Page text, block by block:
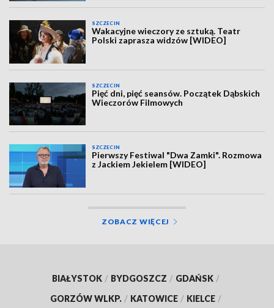
SZCZECIN
Wakacyjne wieczory ze sztuką. Teatr
Polski zaprasza widzów [WIDEO]
SZCZECIN
Pięć dni, pięć seansów. Początek Dąbskich
Wieczorów Filmowych
SZCZECIN
Pierwszy Festiwal "Dwa Zamki". Rozmowa
z Jackiem Jekielem [WIDEO]
ZOBACZ WIĘCEJ
BIAŁYSTOK / BYDGOSZCZ / GDAŃSK /
GORZÓW WLKP. / KATOWICE / KIELCE /